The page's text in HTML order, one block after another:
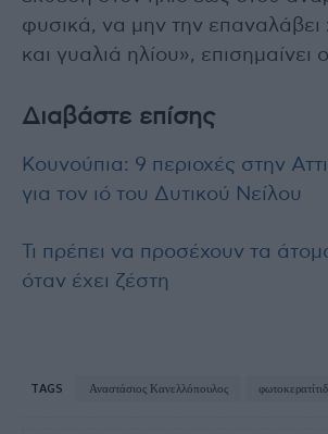
φυσικά, να μην την επαναλάβει
και γυαλιά ηλίου», επισημαίνει
Διαβάστε επίσης
Κουνούπια: 9 περιοχές στην
για τον ιό του Δυτικού Νείλου
Τι πρέπει να προσέχουν τα
όταν έχει ζέστη
TAGS Αναστάσιος Κανελλόπουλος